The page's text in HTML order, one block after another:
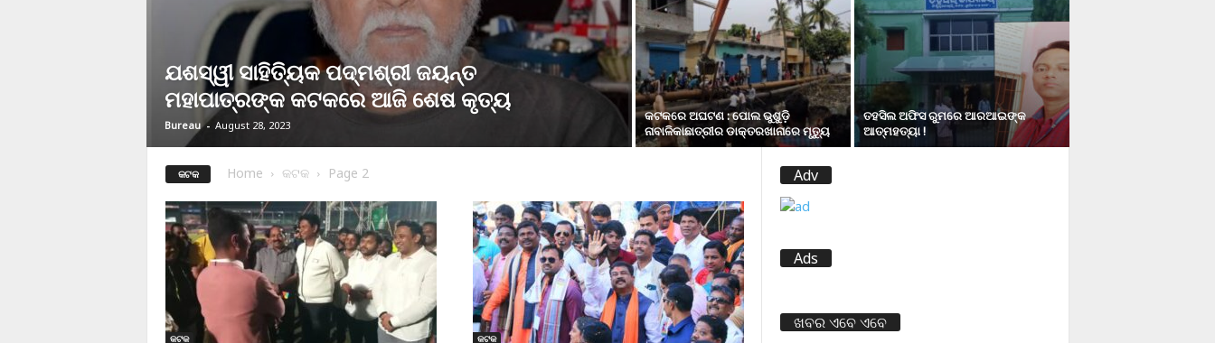
ଯଶସ୍ୱୀ ସାହିତ୍ୟିକ ପଦ୍ମଶ୍ରୀ ଜୟନ୍ତ
ମହାପାତ୍ରଙ୍କ କଟକରେ ଆଜି ଶେଷ କୃତ୍ୟ
Bureau - August 28, 2023
କଟକରେ ଅଘଟଣ : ପୋଲ ଭୁଶୁଡ଼ି
ନାବାଳିକାଛାତ୍ରୀର ଡାକ୍ତରଖାନାରେ ମୃତ୍ୟୁ
ତହସିଲ ଅଫିସ ରୁମରେ ଆରଆଇଙ୍କ
ଆତ୍ମହତ୍ୟା !
କଟକ Home କଟକ Page 2
କଟକ କଟକ
Adv
Ads
ଖବର ଏବେ ଏବେ